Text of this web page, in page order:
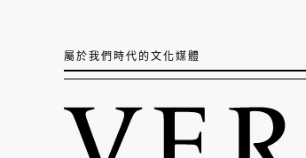
屬於我們時代的文化媒體